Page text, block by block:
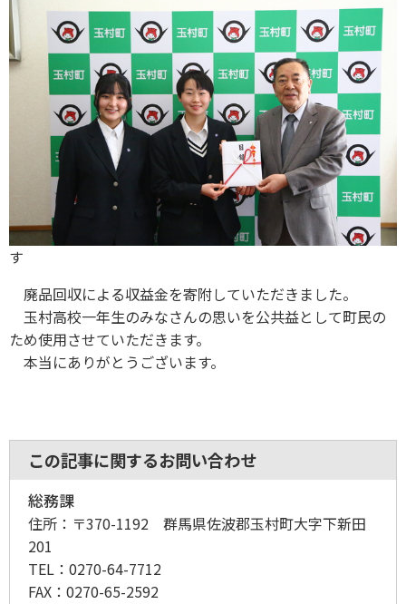
す
廃品回収による収益金を寄附していただきました。
玉村高校一年生のみなさんの思いを公共益として町民の
ため使用させていただきます。
本当にありがとうございます。
この記事に関するお問い合わせ
総務課
住所： 〒370-1192 群馬県佐波郡玉村町大字下新田
201
TEL： 0270-64-7712
FAX： 0270-65-2592